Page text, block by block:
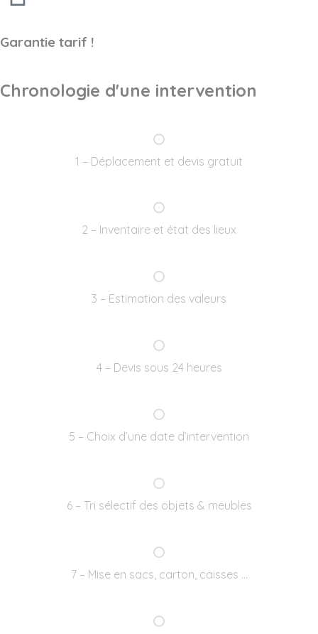
Garantie tarif !
Chronologie d'une intervention
1 – Déplacement et devis gratuit
2 – Inventaire et état des lieux
3 – Estimation des valeurs
4 – Devis sous 24 heures
5 – Choix d’une date d’intervention
6 – Tri sélectif des objets & meubles
7 – Mise en sacs, carton, caisses …